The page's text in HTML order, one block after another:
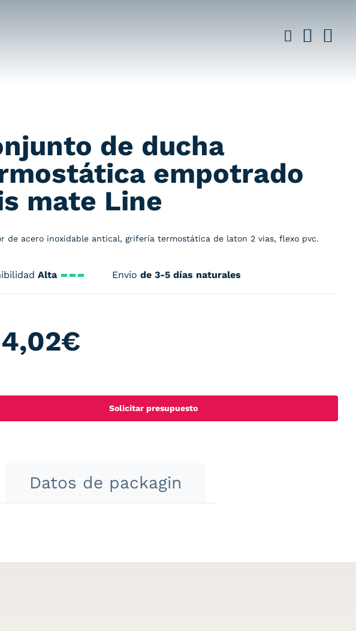
de ducha
empotrado
mate Line
de acero inoxidable antical, grifería termostática de laton 2 vias, flexo pvc.
Alta Envío de 3-5 días naturales
€
Solicitar presupuesto
Datos de packagin